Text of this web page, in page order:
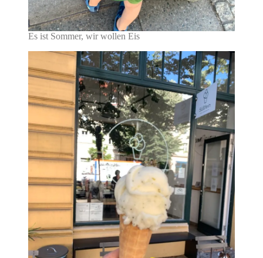
Es ist Sommer, wir wollen Eis